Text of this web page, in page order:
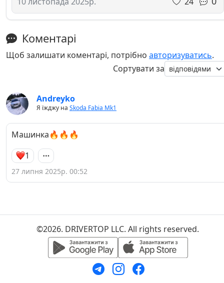
Коментарі
Щоб залишати коментарі, потрібно авторизуватись.
Сортувати за
Andreyko
Я їжджу на Skoda Fabia Mk1
Машинка🔥🔥🔥
1
27 липня 2025р. 00:52
©2026. DRIVERTOP LLC. All rights reserved.